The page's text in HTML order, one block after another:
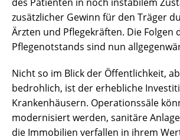
zusätzlicher Gewinn für den Träger
Ärzten und Pflegekräften. Die Folgen
Pflegenotstands sind nun
Nicht so im Blick der Öffentlichkeit,
bedrohlich, ist der erhebliche
Krankenhäusern. Operationssäle
modernisiert werden, sanitäre
die Immobilien verfallen in ihrem